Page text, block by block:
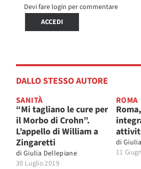
Devi fare login per commentare
ACCEDI
DALLO STESSO AUTORE
SANITÀ
“Mi tagliano le cure per
il Morbo di Crohn”.
L’appello di William a
Zingaretti
di Giulia Dellepiane
30 Luglio 2019
ROMA
di
11